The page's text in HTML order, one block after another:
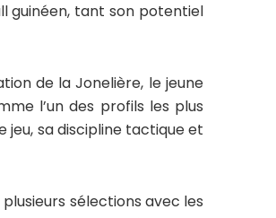
guinéen, tant son potentiel
de la Jonelière, le jeune
l’un des profils les plus
jeu, sa discipline tactique et
sélections avec les